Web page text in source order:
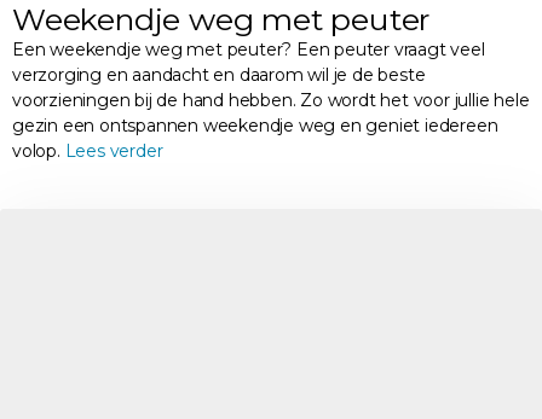
Weekendje weg met peuter
Een weekendje weg met peuter? Een peuter vraagt veel
verzorging en aandacht en daarom wil je de beste
voorzieningen bij de hand hebben. Zo wordt het voor jullie hele
gezin een ontspannen weekendje weg en geniet iedereen
volop. Lees verder